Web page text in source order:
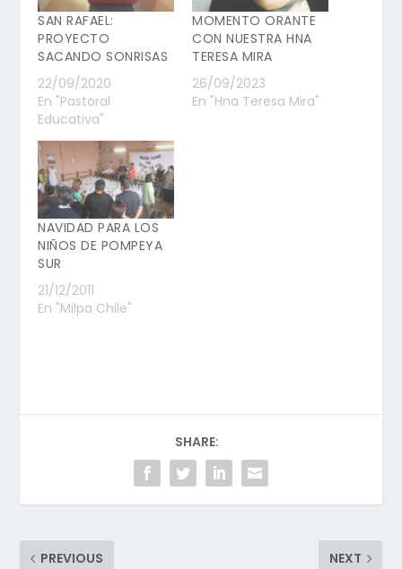
SAN RAFAEL:
PROYECTO
SACANDO SONRISAS
22/09/2020
En "Pastoral
Educativa"
MOMENTO ORANTE
CON NUESTRA HNA
TERESA MIRA
26/09/2023
En "Hna Teresa Mira"
NAVIDAD PARA LOS
NIÑOS DE POMPEYA
SUR
21/12/2011
En "Milpa Chile"
SHARE:
PREVIOUS NEXT